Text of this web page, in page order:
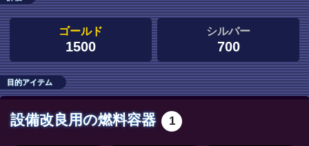
ゴールド
1500
シルバー
700
目的アイテム
設備改良用の燃料容器 1